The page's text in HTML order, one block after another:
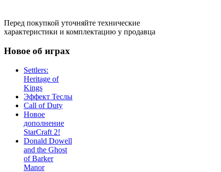
Перед покупкой уточняйте технические
характеристики и комплектацию у продавца
Новое об играх
Settlers:
Heritage of
Kings
Эффект Теслы
Call of Duty
Новое
дополнение
StarCraft 2!
Donald Dowell
and the Ghost
of Barker
Manor